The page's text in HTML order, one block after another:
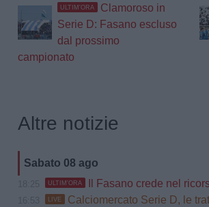
ULTIM'ORA
Clamoroso in
Serie D: Fasano escluso
dal prossimo
campionato
Altre notizie
Sabato 08 ago
ULTIM'ORA Il Fasano crede nel ricorso:
LIVE Calciomercato Serie D, le